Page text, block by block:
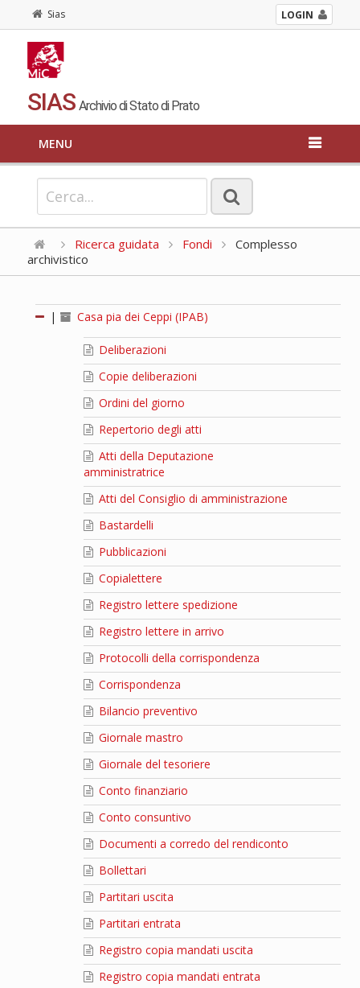
Sias LOGIN
SIAS Archivio di Stato di Prato
MENU
Ricerca guidata Fondi
Complesso
archivistico
| Casa pia dei Ceppi (IPAB)
Deliberazioni
Copie deliberazioni
Ordini del giorno
Repertorio degli atti
Atti della Deputazione
amministratrice
Atti del Consiglio di amministrazione
Bastardelli
Pubblicazioni
Copialettere
Registro lettere spedizione
Registro lettere in arrivo
Protocolli della corrispondenza
Corrispondenza
Bilancio preventivo
Giornale mastro
Giornale del tesoriere
Conto finanziario
Conto consuntivo
Documenti a corredo del rendiconto
Bollettari
Partitari uscita
Partitari entrata
Registro copia mandati uscita
Registro copia mandati entrata